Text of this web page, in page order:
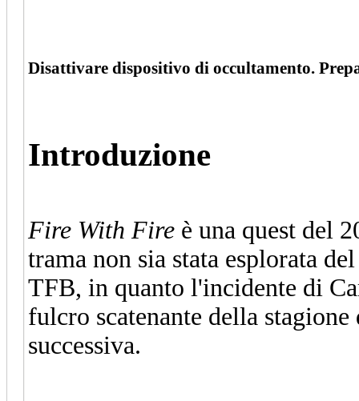
Disattivare dispositivo di occultamento.
Introduzione
Fire With Fire è una quest del
trama non sia stata esplorata
TFB, in quanto l'incidente di
fulcro scatenante della
successiva.